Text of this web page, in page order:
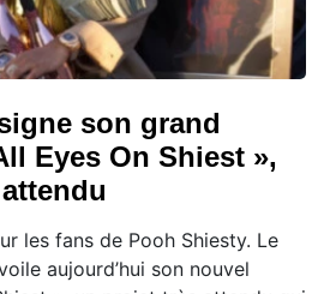
son grand
Eyes On Shiest »,
les fans de Pooh Shiesty. Le
aujourd’hui son nouvel